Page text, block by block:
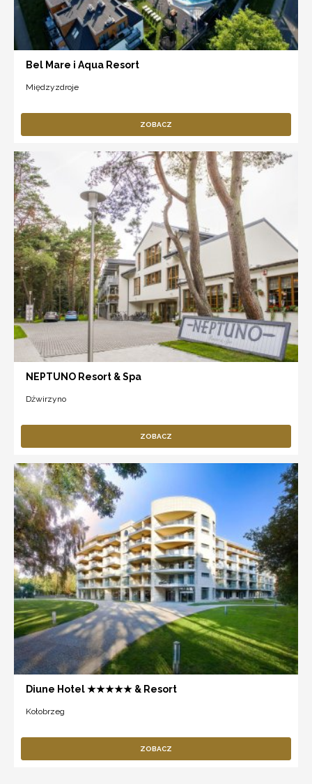
Bel Mare i Aqua Resort
Międzyzdroje
ZOBACZ
NEPTUNO Resort & Spa
Dźwirzyno
ZOBACZ
Diune Hotel ★★★★★ & Resort
Kołobrzeg
ZOBACZ